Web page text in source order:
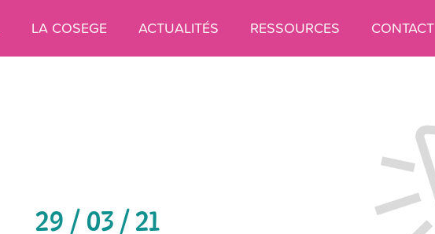
LA COSEGE ACTUALITÉS RESSOURCES CONTACT
29 / 03 / 21